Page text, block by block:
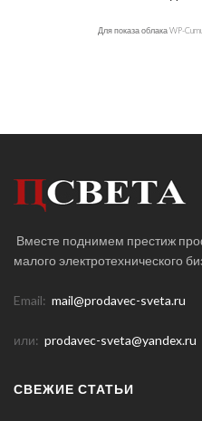
Для показа облака WP-
Вместе поднимем престиж
малого электротехнического
Email: mail@prodavec-sveta.ru
или: prodavec-sveta@yandex.ru
СВЕЖИЕ СТАТЬИ